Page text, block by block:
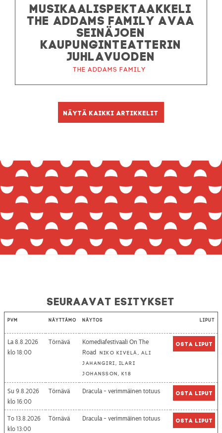
MUSIKAALISPEKTAAKKELI
THE ADDAMS FAMILY AVAA
SEINÄJOEN
KAUPUNGINTEATTERIN
JUHLAVUODEN
The Addams Family
Näytä kaikki artikkelit
Seuraavat esitykset
Pvm Näyttämö Näytös Liput
La 8.8.2026
18:00
Törnävä
Komediafestivaali On The
Road
Niko Kivelä, Ali
Jahangiri, Ilari
Johansson, K18
Osta liput
Su 9.8.2026
16:00
Törnävä Dracula - verimmäinen totuus Osta liput
To 13.8.2026
13:00
Törnävä Dracula - verimmäinen totuus Osta liput